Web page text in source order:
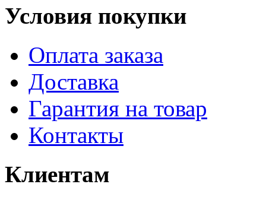
Условия покупки
Оплата заказа
Доставка
Гарантия на товар
Контакты
Клиентам